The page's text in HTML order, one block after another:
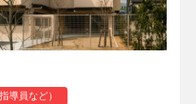
導員など）